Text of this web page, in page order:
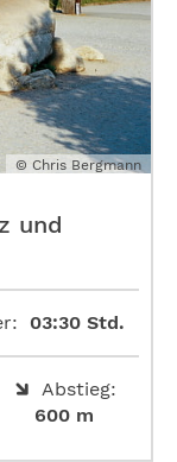
© Chris Bergmann
und
03:30 Std.
Abstieg:
600 m